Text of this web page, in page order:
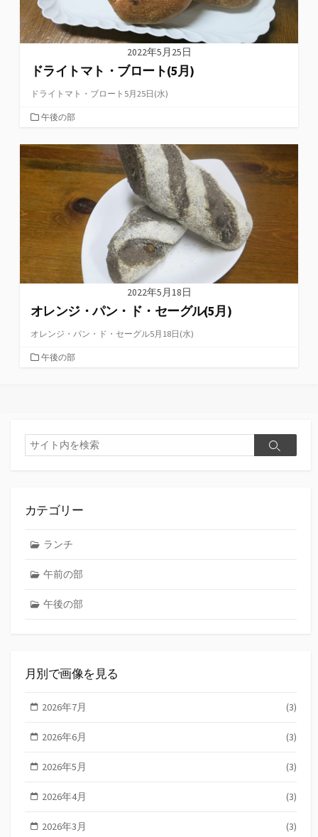
2022年5月25日
ドライトマト・ブロート(5月)
ドライトマト・ブロート5月25日(水)
カ
ゴ
リ
ー
午後の部
2022年5月18日
オレンジ・パン・ド・セーグル(5月)
オレンジ・パン・ド・セーグル5月18日(水)
カ午後の部
検
索
検
カテゴリー
ランチ
午前の部
午後の部
月別で画像を見る
2026年7月 (3)
2026年6月 (3)
2026年5月 (3)
2026年4月 (3)
2026年3月 (3)